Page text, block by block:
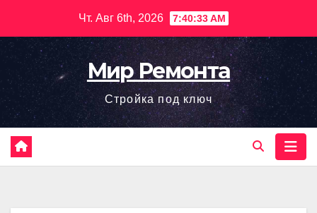
содержимому
Чт. Авг 6th, 2026 7:40:34 AM
Мир Ремонта
Стройка под ключ